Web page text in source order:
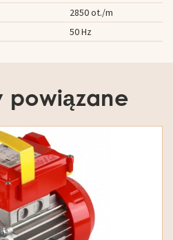
2850 ot./m
50 Hz
powiązane